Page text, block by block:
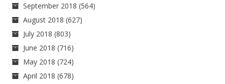
September 2018 (564)
August 2018 (627)
July 2018 (803)
June 2018 (716)
May 2018 (724)
April 2018 (678)